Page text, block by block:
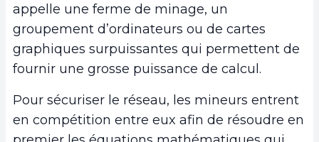
appelle une ferme de minage, un
groupement d’ordinateurs ou de cartes
graphiques surpuissantes qui permettent de
fournir une grosse puissance de calcul.
Pour sécuriser le réseau, les mineurs entrent
en compétition entre eux afin de résoudre en